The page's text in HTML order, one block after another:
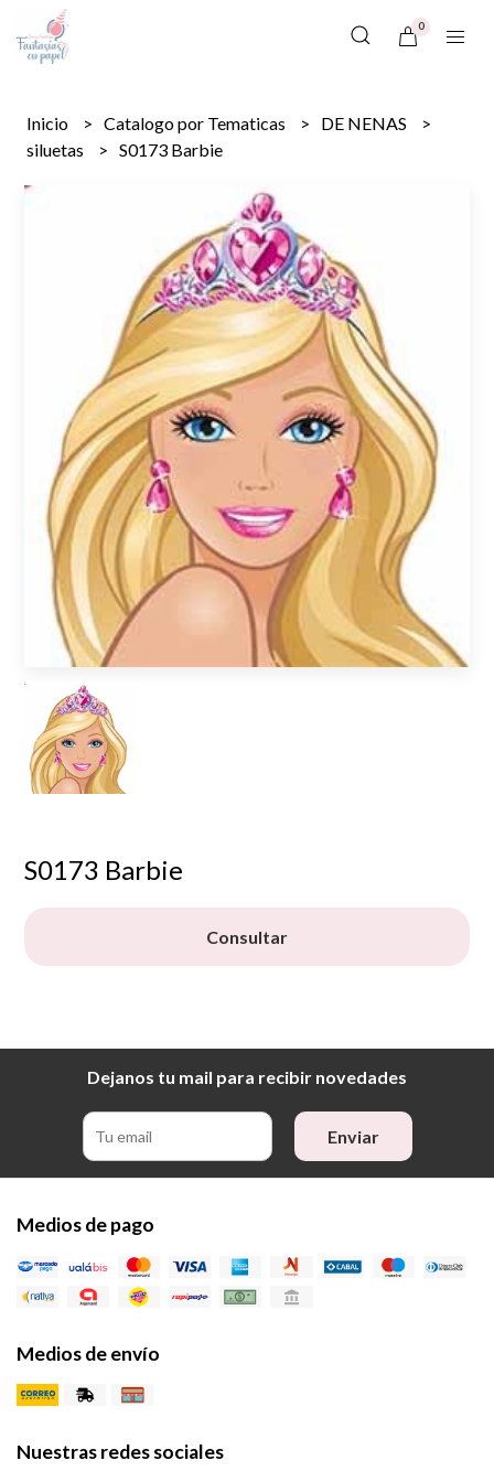
0
Inicio Catalogo por Tematicas
DE NENAS
siluetas
S0173 Barbie
S0173 Barbie
Consultar
Dejanos tu mail para recibir novedades
Enviar
Medios de pago
Medios de envío
Nuestras redes sociales